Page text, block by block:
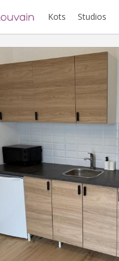
Kots Studios